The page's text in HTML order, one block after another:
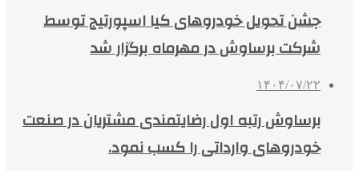
جشن تحویل خودروهای کیا اسپورتیج توسط
شرکت برساوش در مهرماه برگزار شد
۱۴۰۴/۰۷/۲۲
برساوش رتبه اول رضایتمندی مشتریان در صنعت
خودروهای وارداتی را کسب نمود.